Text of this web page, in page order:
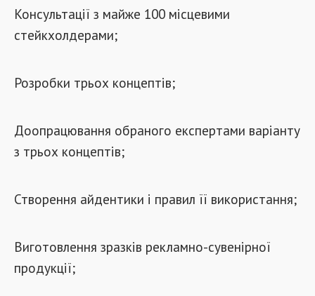
Консультації з майже 100 місцевими
стейкхолдерами;
Розробки трьох концептів;
Доопрацювання обраного експертами варіанту
з трьох концептів;
Створення айдентики і правил її використання;
Виготовлення зразків рекламно-сувенірної
продукції;